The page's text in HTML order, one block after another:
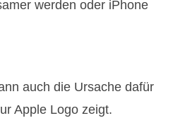
werden oder iPhone
auch die Ursache dafür
Apple Logo zeigt.